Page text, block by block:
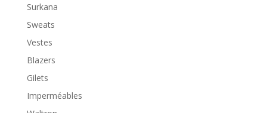
Surkana
Sweats
Vestes
Blazers
Gilets
Imperméables